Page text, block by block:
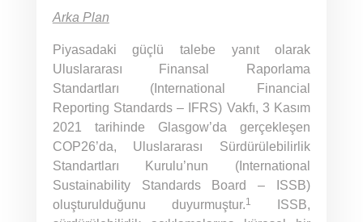
Arka Plan
Piyasadaki güçlü talebe yanıt olarak
Uluslararası Finansal Raporlama
Standartları (International Financial
Reporting Standards – IFRS) Vakfı, 3 Kasım
2021 tarihinde Glasgow’da gerçekleşen
COP26’da, Uluslararası Sürdürülebilirlik
Standartları Kurulu’nun (International
Sustainability Standards Board – ISSB)
oluşturulduğunu duyurmuştur.1
ISSB,